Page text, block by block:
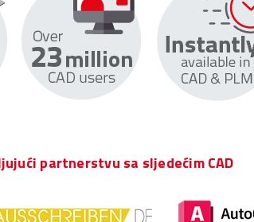
partnerstvu sa sljedećim CAD